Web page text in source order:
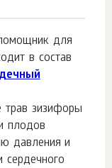
для
в состав
трав зизифоры
плодов
давления и
сердечного